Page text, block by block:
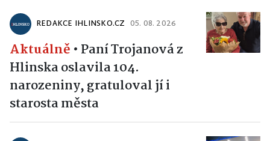
REDAKCE IHLINSKO.CZ 05. 08. 2026
Aktuálně • Paní Trojanová z
Hlinska oslavila 104.
narozeniny, gratuloval jí i
starosta města